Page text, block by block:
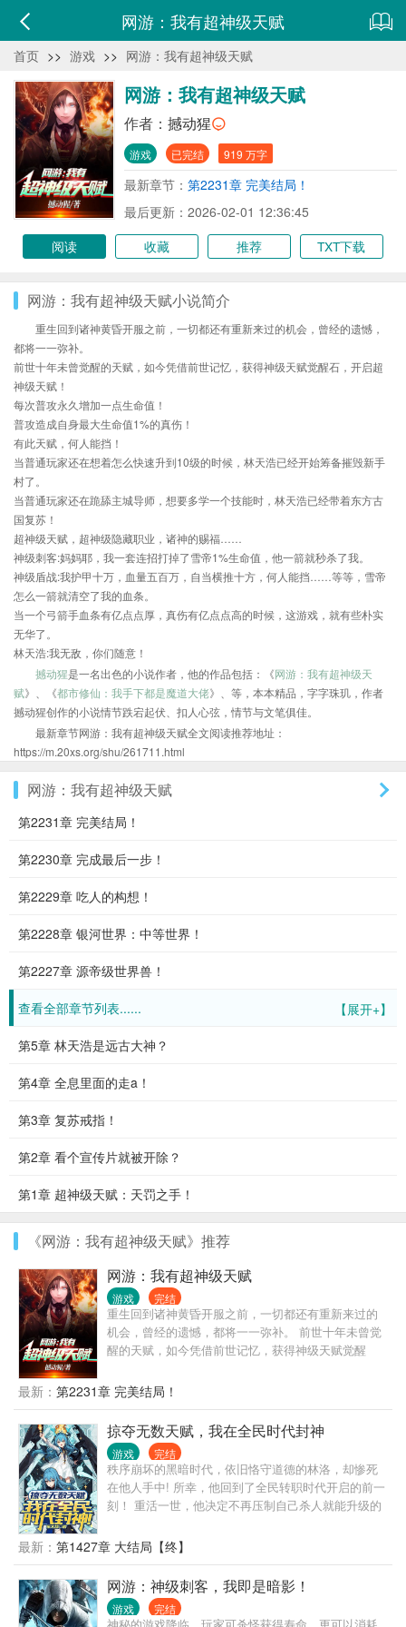
网游：我有超神级天赋
首页 >> 游戏 >> 网游：我有超神级天赋
网游：我有超神级天赋
作者： 撼动猩
游戏 已完结 919 万字
最新章节： 第2231章 完美结局！
最后更新：2026-02-01 12:36:45
阅读
收藏 推荐 TXT下载
网游：我有超神级天赋小说简介
重生回到诸神黄昏开服之前，一切都还有重新来过的机会，曾经的遗憾，
都将一一弥补。
前世十年未曾觉醒的天赋，如今凭借前世记忆，获得神级天赋觉醒石，开启超
神级天赋！
每次普攻永久增加一点生命值！
普攻造成自身最大生命值1%的真伤！
有此天赋，何人能挡！
当普通玩家还在想着怎么快速升到10级的时候，林天浩已经开始筹备摧毁新手
村了。
当普通玩家还在跪舔主城导师，想要多学一个技能时，林天浩已经带着东方古
国复苏！
超神级天赋，超神级隐藏职业，诸神的赐福……
神级刺客:妈妈耶，我一套连招打掉了雪帝1%生命值，他一箭就秒杀了我。
神级盾战:我护甲十万，血量五百万，自当横推十方，何人能挡……等等，雪帝
怎么一箭就清空了我的血条。
当一个弓箭手血条有亿点点厚，真伤有亿点点高的时候，这游戏，就有些朴实
无华了。
林天浩:我无敌，你们随意！
撼动猩是一名出色的小说作者，他的作品包括：《网游：我有超神级天
赋》、《都市修仙：我手下都是魔道大佬》、等，本本精品，字字珠玑，作者
撼动猩创作的小说情节跌宕起伏、扣人心弦，情节与文笔俱佳。
最新章节网游：我有超神级天赋全文阅读推荐地址：
https://m.20xs.org/shu/261711.html
网游：我有超神级天赋
第2231章 完美结局！
第2230章 完成最后一步！
第2229章 吃人的构想！
第2228章 银河世界：中等世界！
第2227章 源帝级世界兽！
【展开+】
查看全部章节列表......
第5章 林天浩是远古大神？
第4章 全息里面的走a！
第3章 复苏戒指！
第2章 看个宣传片就被开除？
第1章 超神级天赋：天罚之手！
《网游：我有超神级天赋》推荐
网游：我有超神级天赋
游戏 完结
重生回到诸神黄昏开服之前，一切都还有重新来过的
机会，曾经的遗憾，都将一一弥补。 前世十年未曾觉
醒的天赋，如今凭借前世记忆，获得神级天赋觉醒
值！ 普攻造成自身最大生命值1%的真伤！ 有此天
赋，何人能挡！ 当普通玩家还在想着怎么快速升到10
级的时候，林天浩已经开始筹备摧毁新手村了。 当普
通玩家还在跪舔主城导师，想要多学一个技能时，林
天浩已经带着东方古国复苏！ 超神级天赋，超神级隐
藏职业，诸神的赐福…… 神级刺客:妈妈耶，我一套连
招打掉了雪帝1%生命值，他一箭就秒杀了我。 神级盾
战:我护甲十万，血量五百万，自当横推十方，何人能
个弓箭手血条有亿点点厚，真伤有亿点点高的时候，
这游戏，就有些朴实无华了。 林天浩:我无敌，你们随
意！
最新： 第2231章 完美结局！
掠夺无数天赋，我在全民时代封神
游戏 完结
秩序崩坏的黑暗时代，依旧恪守道德的林洛，却惨死
在他人手中! 所幸，他回到了全民转职时代开启的前一
刻！ 重活一世，他决定不再压制自己杀人就能升级的
派：我的SS级天赋，拥有愚弄一切的力量！ 反派：我
的SSS级天赋，可以暂停时间甚至修改历史！ 林洛鼓
掌微笑道：你们的天赋很好，可惜都是我了！ 反派：
他太变态了！一人成军这还怎么打？只能...... 林洛踏
出次元虫洞的下一刻，一枚核弹正从空中朝他遥遥落
最新： 第1427章 大结局【终】
网游：神级刺客，我即是暗影！
游戏 完结